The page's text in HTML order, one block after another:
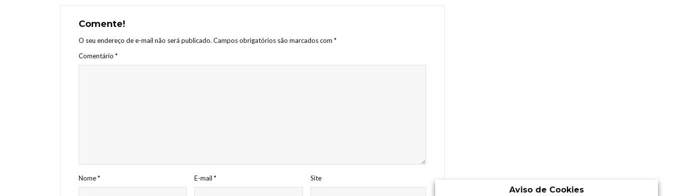
Comente!
O seu endereço de e-mail não será publicado. Campos obrigatórios são marcados com *
Comentário *
Nome* E-mail* Site
Aviso de Cookies